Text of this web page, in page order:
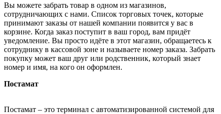
Вы можете забрать товар в одном из магазинов,
сотрудничающих с нами. Список торговых точек, которые
принимают заказы от нашей компании появится у вас в
корзине. Когда заказ поступит в ваш город, вам придёт
уведомление. Вы просто идёте в этот магазин, обращаетесь к
сотруднику в кассовой зоне и называете номер заказа. Забрать
покупку может ваш друг или родственник, который знает
номер и имя, на кого он оформлен.
Постамат
Постамат – это терминал с автоматизированной системой для